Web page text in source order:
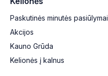
Paskutinės minutės pasiūlymai
Akcijos
Kauno Grūda
Kelionės į kalnus